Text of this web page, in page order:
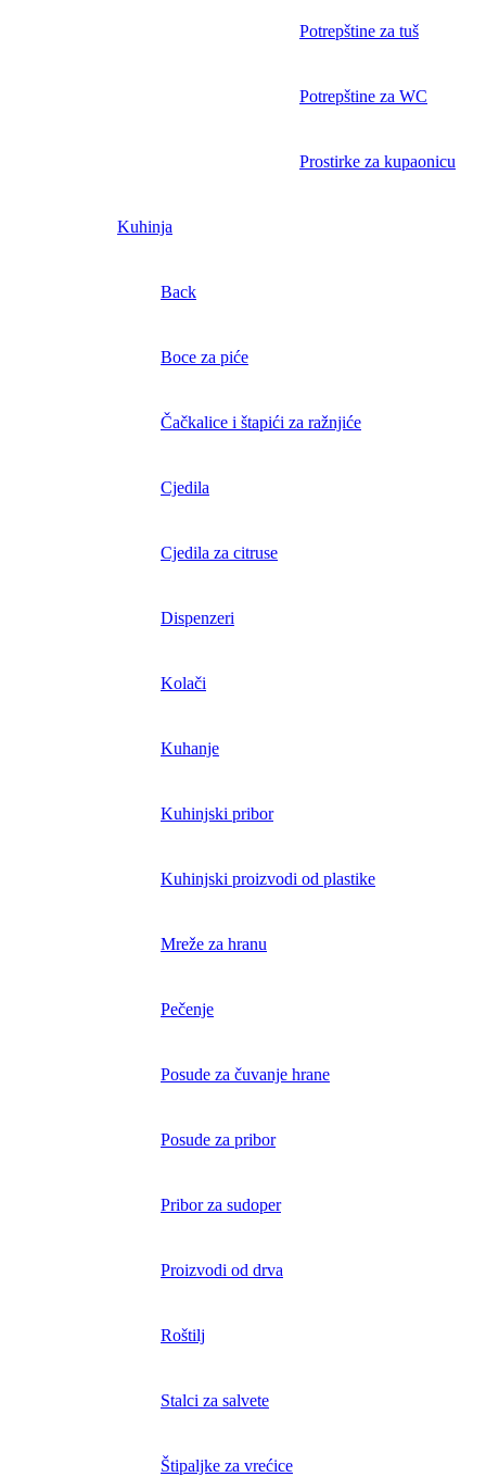
Potrepštine za tuš
Potrepštine za WC
Prostirke za kupaonicu
Kuhinja
Back
Boce za piće
Čačkalice i štapići za ražnjiće
Cjedila
Cjedila za citruse
Dispenzeri
Kolači
Kuhanje
Kuhinjski pribor
Kuhinjski proizvodi od plastike
Mreže za hranu
Pečenje
Posude za čuvanje hrane
Posude za pribor
Pribor za sudoper
Proizvodi od drva
Roštilj
Stalci za salvete
Štipaljke za vrećice